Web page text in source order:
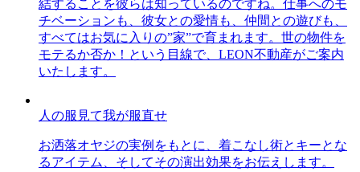
結することを彼らは知っているのですね。仕事へのモ
チベーションも、彼女との愛情も、仲間との遊びも、
すべてはお気に入りの”家”で育まれます。世の物件を
モテるか否か！という目線で、LEON不動産がご案内
いたします。
人の服見て我が服直せ
お洒落オヤジの実例をもとに、着こなし術とキーとな
るアイテム、そしてその演出効果をお伝えします。